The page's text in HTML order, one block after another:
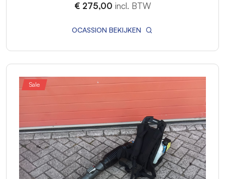
€ 275,00 incl. BTW
OCASSION BEKIJKEN
Sale